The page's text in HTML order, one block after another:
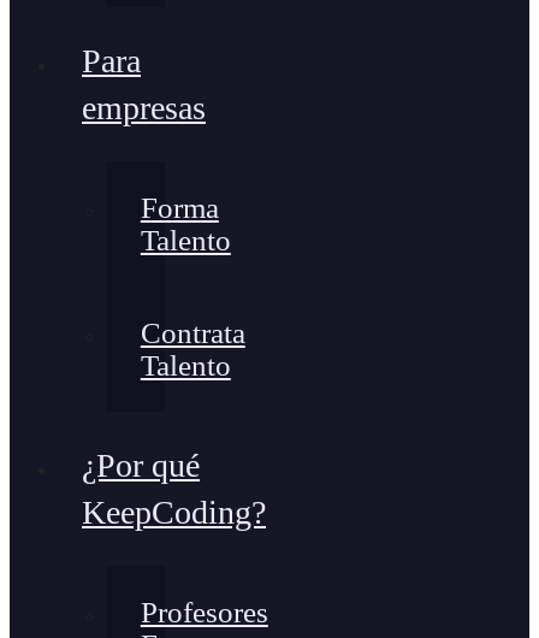
Para
empresas
Forma
Talento
Contrata
Talento
¿Por qué
KeepCoding?
Profesores